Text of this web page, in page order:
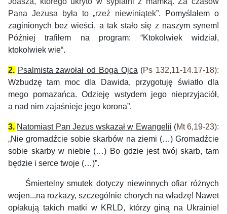
Pana Jezusa była to „rzeź niewiniątek”.
Pomyślałem o
zaginionych bez wieści, a tak stało się z naszym synem!
Późniejtrafiłem na program: “Ktokolwiek widział,
ktokolwiek wie“.
2. Psalmista zawołał od Boga Ojca (Ps 132,11-14.17-18):
Wzbudzę tam moc dla Dawida, przygotuję światło dla
mego pomazańca. Odzieję wstydem jego nieprzyjaciół,
a nad nim zajaśnieje jego korona”.
3. Natomiast Pan Jezus wskazał w Ewangelii (Mt 6,19-23):
„Nie gromadźcie sobie skarbów na ziemi (…) Gromadźcie
sobie skarby w niebie (…) Bo gdzie jest twój skarb, tam
będzie i serce twoje (…)”.
Śmiertelny smutek dotyczy niewinnychofiar różnych
wojen...na rozkazy,szczególnie chorych na władzę! Nawet
opłakują takich matki w KRLD,
którzy giną na Ukrainie!